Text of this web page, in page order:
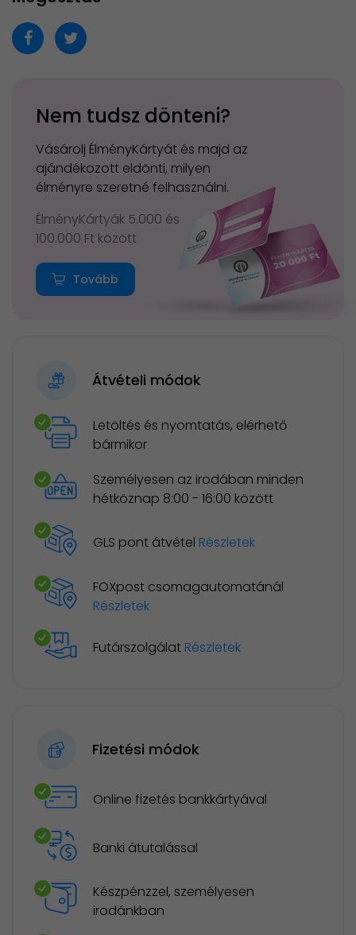
Nem tudsz dönteni?
Vásárolj ÉlményKártyát és majd az
ajándékozott eldönti, milyen
élményre szeretné felhasználni.
ÉlményKártyák 5.000 és
100.000 Ft között
Tovább
Átvételi módok
Letöltés és nyomtatás, elérhető
bármikor
Személyesen az irodában minden
hétköznap 8:00 - 16:00 között
GLS pont átvétel Részletek
FOXpost csomagautomatánál
Részletek
Futárszolgálat Részletek
Fizetési módok
Online fizetés bankkártyával
Banki átutalással
Készpénzzel, személyesen
irodánkban